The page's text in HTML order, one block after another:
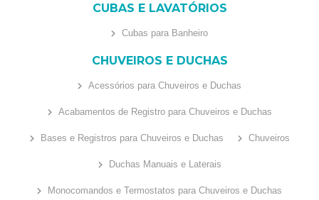
CUBAS E LAVATÓRIOS
Cubas para Banheiro
CHUVEIROS E DUCHAS
Acessórios para Chuveiros e Duchas
Acabamentos de Registro para Chuveiros e Duchas
Bases e Registros para Chuveiros e Duchas Chuveiros
Duchas Manuais e Laterais
Monocomandos e Termostatos para Chuveiros e Duchas